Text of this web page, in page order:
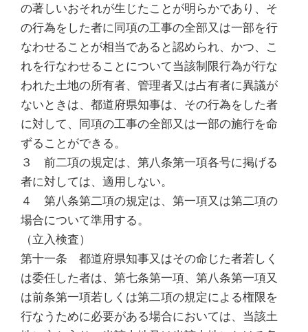
の著しいおそれが生じたことが明らかであり、そ
の行為をした者に同項の工事の全部又は一部を行
なわせることが相当であると認められ、かつ、こ
れを行なわせることについて当該制限行為が行な
われた土地の所有者、管理者又は占有者に異議が
ないときは、都道府県知事は、その行為をした者
に対して、同項の工事の全部又は一部の施行を命
ずることができる。
３ 前二項の規定は、第八条第一項各号に掲げる
者に対しては、適用しない。
４ 第八条第二項の規定は、第一項又は第二項の
場合について準用する。
（立入検査）
第十一条 都道府県知事又はその命じた者若しく
は委任した者は、第七条第一項、第八条第一項又
は前条第一項若しくは第二項の規定による権限を
行なうために必要がある場合においては、当該土